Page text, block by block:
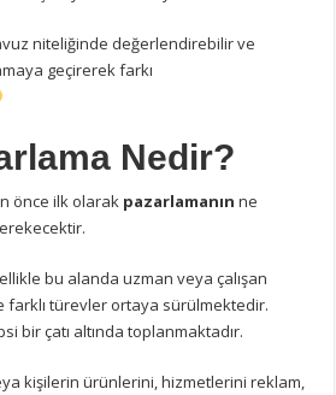
niteliğinde değerlendirebilir ve
geçirerek farkı
Nedir?
önce ilk olarak pazarlamanın ne
bu alanda uzman veya çalışan
farklı türevler ortaya sürülmektedir.
bir çatı altında toplanmaktadır.
kişilerin ürünlerini, hizmetlerini reklam,